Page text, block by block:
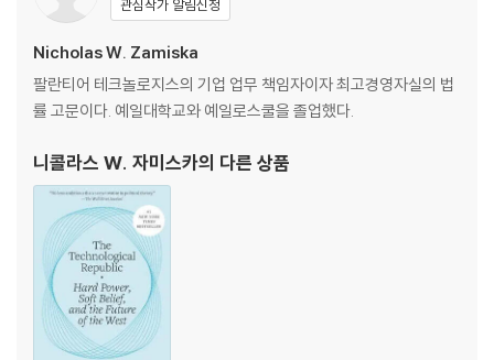
이 책은 AI 발전을 단순한 생산성 향상이나 오락으로만 보는 시각을 강하
게 비판한다. 실제로 알렉스 카프는 미국 국방부와 CIA 등과 협력하며 팔
란티어의 소프트웨어를 통해 테러와 국제 분쟁을 분석해온 경험이 있다.
핵무기가 전후 세계 질서를 재편했듯이, AI도 전략 자산으로 다뤄져야 하
며 공공성과 국가적 가치를 위해 쓰여야 한다고 강조한다.
From the Palantir co-founder, one of tech’s boldest think
ers and The Economist’s “best CEO of 2024,” and his dep
uty, a sweeping indictment of the West’s culture of comp
lacency, arguing that timid leadership, intellectual fragili
ty, and an unambitious view of technology’s potential in S
관심작가 알림신청
Nicholas W. Zamiska
팔란티어 테크놀로지스의 기업 업무 책임자이자 최고경영자실의 법
률 고문이다. 예일대학교와 예일로스쿨을 졸업했다.
니콜라스 W. 자미스카의 다른 상품